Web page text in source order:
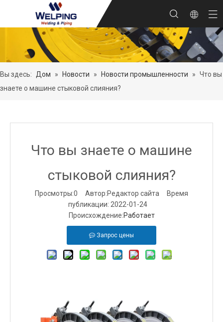
Вы здесь: Дом » Новости » Новости промышленности » Что вы
знаете о машине стыковой слияния?
Что вы знаете о машине
стыковой слияния?
Просмотры:0 Автор:Pедактор сайта Время
публикации: 2022-01-24
Происхождение:Работает
Запрос цены